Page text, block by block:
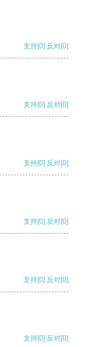
支持[0] 反对[0]
支持[0] 反对[0]
支持[0] 反对[0]
支持[0] 反对[0]
支持[0] 反对[0]
支持[0] 反对[0]